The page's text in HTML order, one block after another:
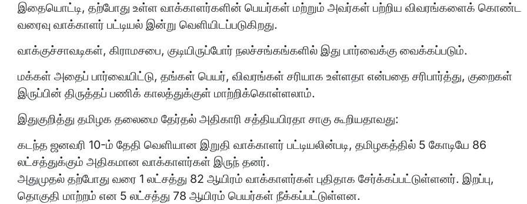
இதையொட்டி, தற்போது உள்ள வாக்காளர்களின் பெயர்கள் மற்றும் அவர்கள் பற்றிய விவரங்களைக் கொண்ட
வரைவு வாக்காளர் பட்டியல் இன்று வெளியிடப்படுகிறது.
வாக்குச்சாவடிகள், கிராமசபை, குடியிருப்போர் நலச்சங்கங்களில் இது பார்வைக்கு வைக்கப்படும்.
மக்கள் அதைப் பார்வையிட்டு, தங்கள் பெயர், விவரங்கள் சரியாக உள்ளதா என்பதை சரிபார்த்து, குறைகள்
இருப்பின் திருத்தப் பணிக் காலத்துக்குள் மாற்றிக்கொள்ளலாம்.
இதுகுறித்து தமிழக தலைமை தேர்தல் அதிகாரி சத்தியபிரதா சாகு கூறியதாவது:
கடந்த ஜனவரி 10-ம் தேதி வெளியான இறுதி வாக்காளர் பட்டியலின்படி, தமிழகத்தில் 5 கோடியே 86
லட்சத்துக்கும் அதிகமான வாக்காளர்கள் இருந் தனர்.
அதுமுதல் தற்போது வரை 1 லட்சத்து 82 ஆயிரம் வாக்காளர்கள் புதிதாக சேர்க்கப்பட்டுள்ளனர். இறப்பு,
தொகுதி மாற்றம் என 5 லட்சத்து 78 ஆயிரம் பெயர்கள் நீக்கப்பட்டுள்ளன.